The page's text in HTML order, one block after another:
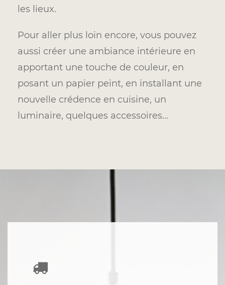
les lieux.
Pour aller plus loin encore, vous pouvez
aussi créer une ambiance intérieure en
apportant une touche de couleur, en
posant un papier peint, en installant une
nouvelle crédence en cuisine, un
luminaire, quelques accessoires…